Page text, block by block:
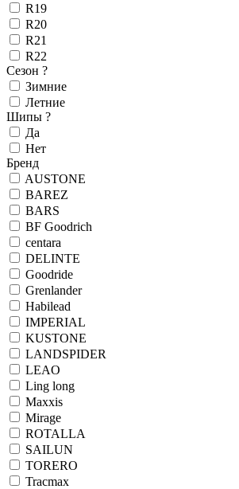
R19
R20
R21
R22
Сезон ?
Зимние
Летние
Шипы ?
Да
Нет
Бренд
AUSTONE
BAREZ
BARS
BF Goodrich
centara
DELINTE
Goodride
Grenlander
Habilead
IMPERIAL
KUSTONE
LANDSPIDER
LEAO
Ling long
Maxxis
Mirage
ROTALLA
SAILUN
TORERO
Tracmax